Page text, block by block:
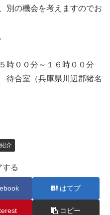
別の機会を考えますのでお
時００分～１６時００分
合室（兵庫県川辺郡猪名
介
する
はてブ
コピー